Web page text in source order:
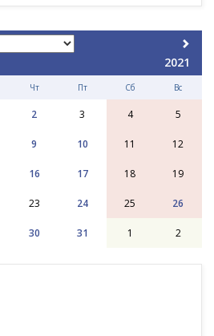
2021
Чт Пт Сб Вс
2 3 4 5
9 10 11 12
16 17 18 19
23 24 25 26
30 31 1 2